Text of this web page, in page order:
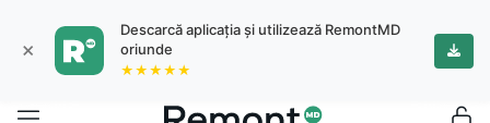
×
Descarcă aplicația și utilizează RemontMD
oriunde
★★★★★